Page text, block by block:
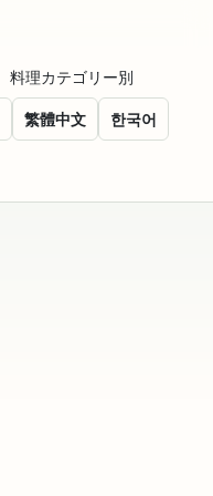
料理カテゴリー別
繁體中文 한국어